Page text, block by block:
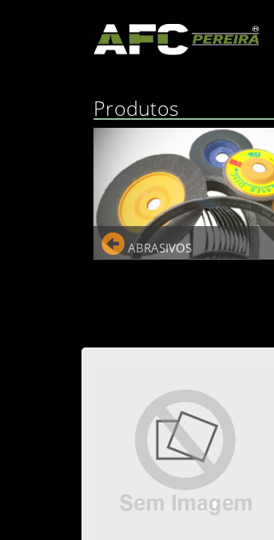
Produtos
ABRASIVOS
ABRASIVOS